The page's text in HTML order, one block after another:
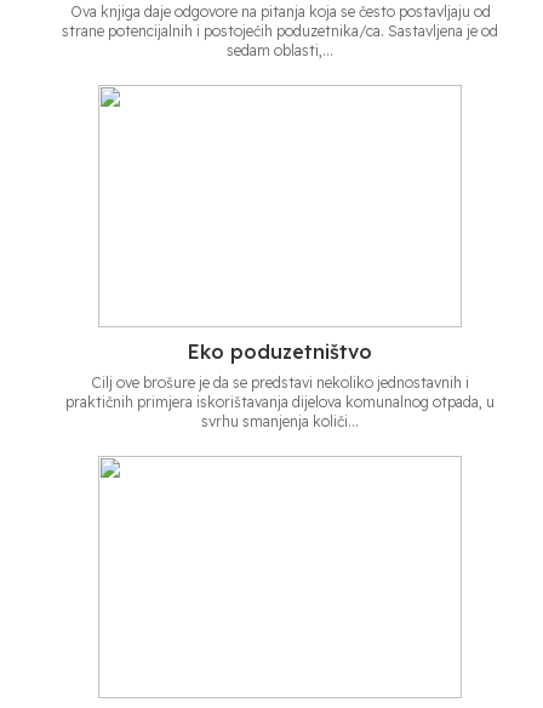
Ova knjiga daje odgovore na pitanja koja se često postavljaju od
strane potencijalnih i postojećih poduzetnika/ca. Sastavljena je od
sedam oblasti,...
Eko poduzetništvo
Cilj ove brošure je da se predstavi nekoliko jednostavnih i
praktičnih primjera iskorištavanja dijelova komunalnog otpada, u
svrhu smanjenja količi...